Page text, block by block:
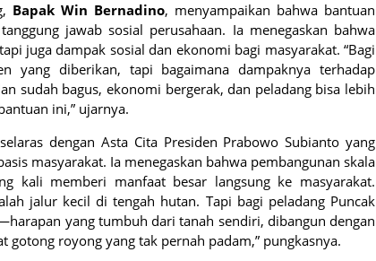
Bapak Win Bernadino, menyampaikan bahwa bantuan
jawab sosial perusahaan. Ia menegaskan bahwa
juga dampak sosial dan ekonomi bagi masyarakat. “Bagi
yang diberikan, tapi bagaimana dampaknya terhadap
sudah bagus, ekonomi bergerak, dan peladang bisa lebih
ini,” ujarnya.
dengan Asta Cita Presiden Prabowo Subianto yang
masyarakat. Ia menegaskan bahwa pembangunan skala
kali memberi manfaat besar langsung ke masyarakat.
jalur kecil di tengah hutan. Tapi bagi peladang Puncak
yang tumbuh dari tanah sendiri, dibangun dengan
royong yang tak pernah padam,” pungkasnya.